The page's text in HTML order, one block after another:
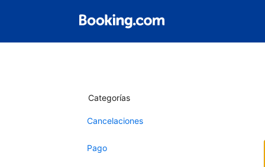
Categorías
Cancelaciones
Pago